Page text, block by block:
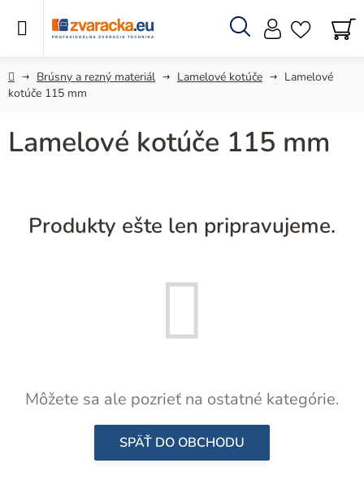
Hľadať
DomovBrúsny a rezný materiál Lamelové kotúče
Lamelové
kotúče 115 mm
Lamelové kotúče 115 mm
Produkty ešte len pripravujeme.
Môžete sa ale pozrieť na ostatné kategórie.
SPÄŤ DO OBCHODU